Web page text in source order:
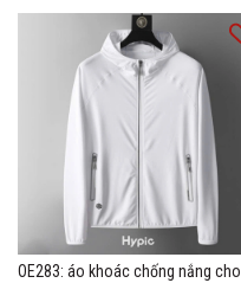
OE283: áo khoác chống nắng cho